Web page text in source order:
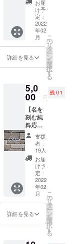
リジナ
ル手塩
皿×1 ・
新島の
（50g)
・お礼
の手紙
ペー
パー ※
新島オ
リジナ
ル手塩
皿の物
語はこ
ちら
http://nii
jimag.c
om/topi
c/12767
お届
け予
定：
2022
年02
月
詳細を見る
こ
の
リ
タ
ー
ン
を
選
択
す
る
5,0
00 円
残り1
【名を
刻む純
粋応援
セッ
ト】 ・
工房の
コーガ
石に名
前を刻
む権利
（10cm
×10cm)
・新島
の塩
（50g)
支援
者：
19人
お届
け予
定：
2022
年02
月
詳細を見る
こ
の
リ
タ
ー
ン
を
選
択
す
る